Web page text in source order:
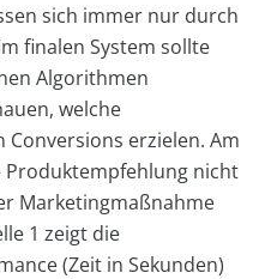
sich immer nur durch
finalen System sollte
Algorithmen
welche
erzielen. Am
Produktempfehlung nicht
Marketingmaßnahme
1 zeigt die
(Zeit in Sekunden)